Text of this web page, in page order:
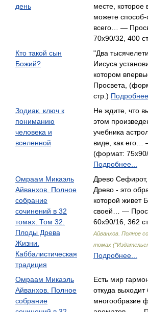
день
месте, которое
можете способ-
всего… —
70x90/32, 400
Кто такой сын
Божий?
"Два
Иисуса
котором
Просвета,
стр.)
Зодиак, ключ к
пониманию
человека и
вселенной
Не ждите, что
этом
учебника
виде, как его…
(формат:
Подробнее...
Омраам Микаэль
Айванхов. Полное
собрание
сочинений в 32
томах. Том 32.
Плоды Древа
Жизни.
Каббалистическая
традиция
Древо Сефирот,
Древо - это
которой живет
своей… —
60x90/16, 362
Айванхов. Полное
томах
Подробнее...
Омраам Микаэль
Айванхов. Полное
собрание
Есть мир
откуда выходит
многообразие